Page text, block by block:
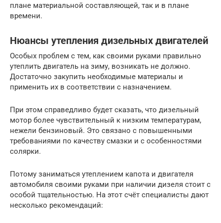
плане материальной составляющей, так и в плане
времени.
Нюансы утепления дизельных двигателей
Особых проблем с тем, как своими руками правильно
утеплить двигатель на зиму, возникать не должно.
Достаточно закупить необходимые материалы и
применить их в соответствии с назначением.
При этом справедливо будет сказать, что дизельный
мотор более чувствительный к низким температурам,
нежели бензиновый. Это связано с повышенными
требованиями по качеству смазки и с особенностями
солярки.
Потому заниматься утеплением капота и двигателя
автомобиля своими руками при наличии дизеля стоит с
особой тщательностью. На этот счёт специалисты дают
несколько рекомендаций: